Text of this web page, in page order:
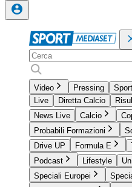
Video Pressing
Live
Diretta Calcio
News Live
Calcio
Probabili Formazioni
Drive UP
Formula E
Podcast
Lifestyle
Speciali Europei